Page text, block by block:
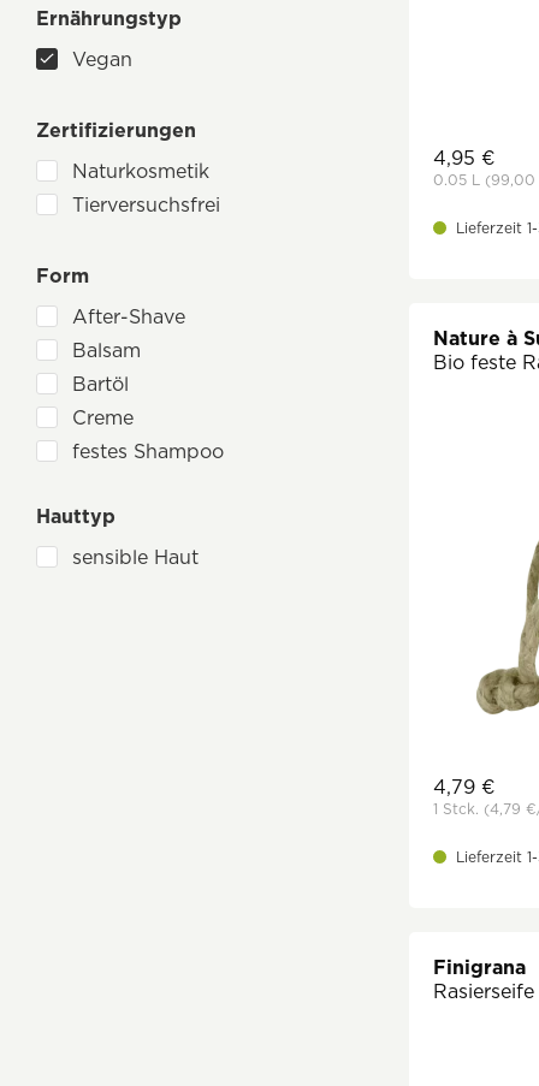
ätherische Öle
Ernährungstyp
Vegan
Zertifizierungen
Naturkosmetik
Tierversuchsfrei
Form
After-Shave
Balsam
Bartöl
Creme
festes Shampoo
Rasiercreme
Rasierhobel
Hauttyp
sensible Haut
4,95 €
0.05 L (99,00
Lieferzeit
Nature à
Bio feste
4,79 €
1 Stck. (4,79 €
Lieferzeit
Finigrana